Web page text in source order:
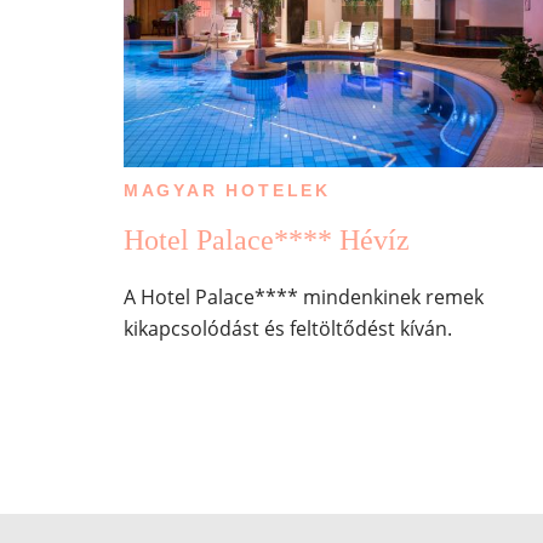
MAGYAR HOTELEK
Hotel Palace**** Hévíz
A Hotel Palace**** mindenkinek remek
kikapcsolódást és feltöltődést kíván.